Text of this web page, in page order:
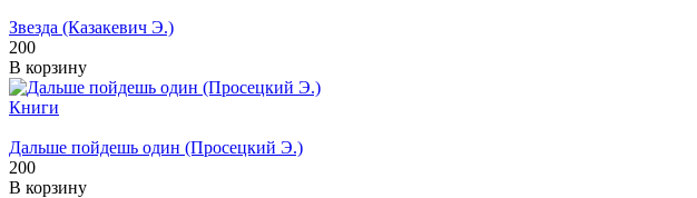
Звезда (Казакевич Э.)
200
В корзину
Книги
Дальше пойдешь один (Просецкий Э.)
200
В корзину